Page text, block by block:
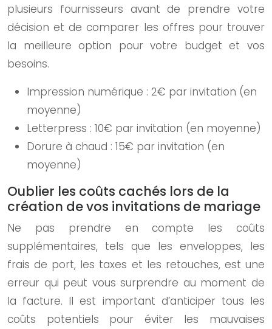
plusieurs fournisseurs avant de prendre votre
décision et de comparer les offres pour trouver
la meilleure option pour votre budget et vos
besoins.
Impression numérique : 2€ par invitation (en
moyenne)
Letterpress : 10€ par invitation (en moyenne)
Dorure à chaud : 15€ par invitation (en
moyenne)
Oublier les coûts cachés lors de la
création de vos invitations de mariage
Ne pas prendre en compte les coûts
supplémentaires, tels que les enveloppes, les
frais de port, les taxes et les retouches, est une
erreur qui peut vous surprendre au moment de
la facture. Il est important d’anticiper tous les
coûts potentiels pour éviter les mauvaises